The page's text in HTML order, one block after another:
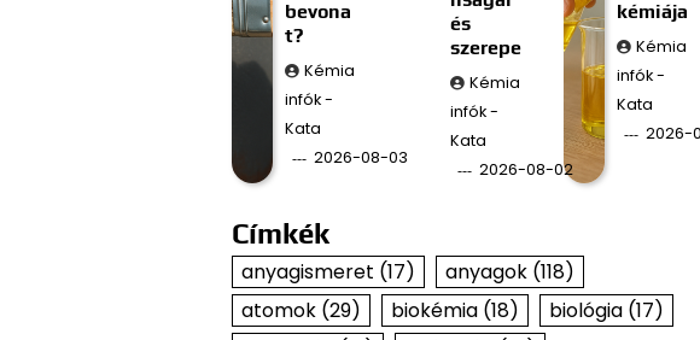
bevona
t?
Kémia
infók -
Kata
2026-08-03
és
szerepe
Kémia
infók -
Kata
2026-08-02
kémiája
Kémia
infók -
Kata
2026-
Címkék
anyagismeret (17) anyagok(118)
atomok(29) biokémia(18) biológia(17)